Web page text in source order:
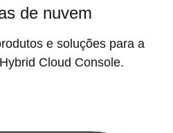
de nuvem
e soluções para a
Cloud Console.